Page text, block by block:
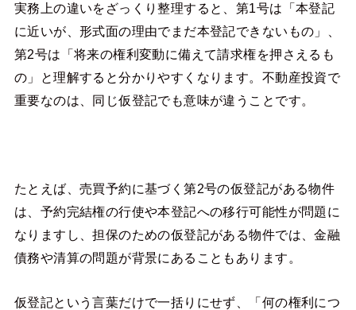
実務上の違いをざっくり整理すると、第1号は「本登記
に近いが、形式面の理由でまだ本登記できないもの」、
第2号は「将来の権利変動に備えて請求権を押さえるも
の」と理解すると分かりやすくなります。不動産投資で
重要なのは、同じ仮登記でも意味が違うことです。
たとえば、売買予約に基づく第2号の仮登記がある物件
は、予約完結権の行使や本登記への移行可能性が問題に
なりますし、担保のための仮登記がある物件では、金融
債務や清算の問題が背景にあることもあります。
仮登記という言葉だけで一括りにせず、「何の権利につ